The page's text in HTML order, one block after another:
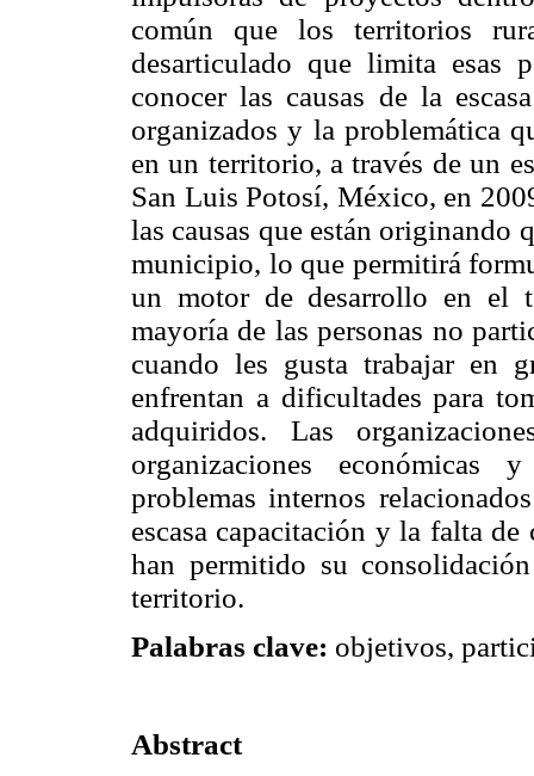
común que los territorios
desarticulado que limita esas
conocer las causas de la
organizados y la problemática
en un territorio, a través de un
San Luis Potosí, México, en
las causas que están originando
municipio, lo que permitirá
un motor de desarrollo en el
mayoría de las personas no
cuando les gusta trabajar en
enfrentan a dificultades para
adquiridos. Las
organizaciones económicas
problemas internos
escasa capacitación y la falta
han permitido su
territorio.
Palabras clave: objetivos,
Abstract